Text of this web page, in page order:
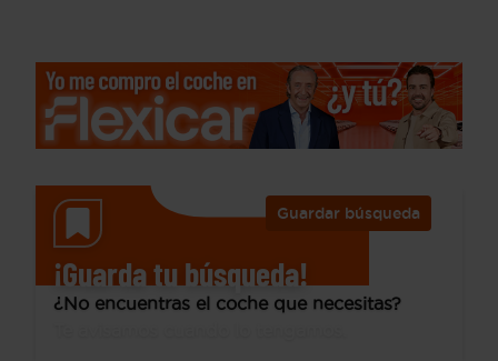
Guardar búsqueda
¡Guarda tu búsqueda!
¿No encuentras el coche que necesitas?